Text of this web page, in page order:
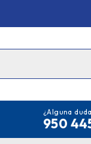
¿Alguna
950